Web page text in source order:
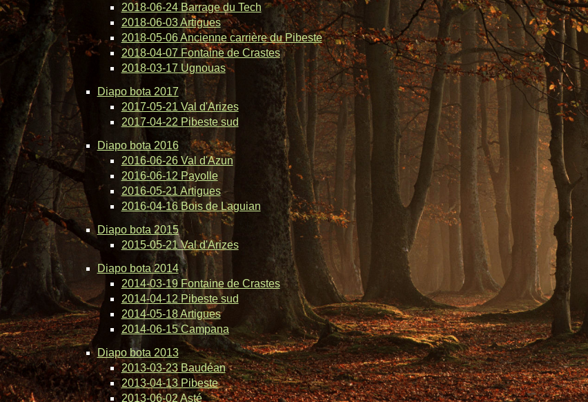
2018-06-24 Barrage du Tech
2018-06-03 Artigues
2018-05-06 Ancienne carrière du Pibeste
2018-04-07 Fontaine de Crastes
2018-03-17 Ugnouas
Diapo bota 2017
2017-05-21 Val d'Arizes
2017-04-22 Pibeste sud
Diapo bota 2016
2016-06-26 Val d'Azun
2016-06-12 Payolle
2016-05-21 Artigues
2016-04-16 Bois de Laguian
Diapo bota 2015
2015-05-21 Val d'Arizes
Diapo bota 2014
2014-03-19 Fontaine de Crastes
2014-04-12 Pibeste sud
2014-05-18 Artigues
2014-06-15 Campana
Diapo bota 2013
2013-03-23 Baudéan
2013-04-13 Pibeste
2013-06-02 Asté